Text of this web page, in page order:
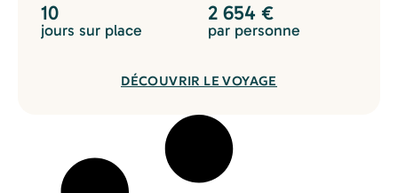
10
jours sur place
2 654 €
par personne
DÉCOUVRIR LE VOYAGE